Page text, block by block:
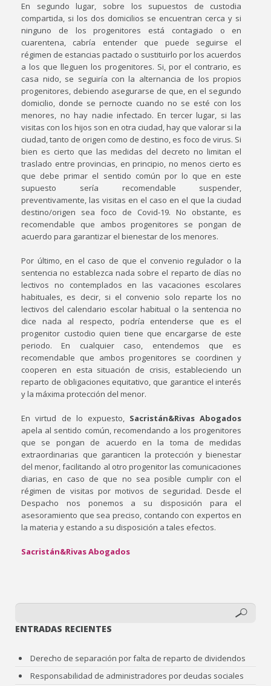
En segundo lugar, sobre los supuestos de custodia
compartida, si los dos domicilios se encuentran cerca y si
ninguno de los progenitores está contagiado o en
cuarentena, cabría entender que puede seguirse el
régimen de estancias pactado o sustituirlo por los acuerdos
a los que lleguen los progenitores. Si, por el contrario, es
casa nido, se seguiría con la alternancia de los propios
progenitores, debiendo asegurarse de que, en el segundo
domicilio, donde se pernocte cuando no se esté con los
menores, no hay nadie infectado. En tercer lugar, si las
visitas con los hijos son en otra ciudad, hay que valorar si la
ciudad, tanto de origen como de destino, es foco de virus. Si
bien es cierto que las medidas del decreto no limitan el
traslado entre provincias, en principio, no menos cierto es
que debe primar el sentido común por lo que en este
supuesto sería recomendable suspender,
preventivamente, las visitas en el caso en el que la ciudad
destino/origen sea foco de Covid-19. No obstante, es
recomendable que ambos progenitores se pongan de
acuerdo para garantizar el bienestar de los menores.
Por último, en el caso de que el convenio regulador o la
sentencia no establezca nada sobre el reparto de días no
lectivos no contemplados en las vacaciones escolares
habituales, es decir, si el convenio solo reparte los no
lectivos del calendario escolar habitual o la sentencia no
dice nada al respecto, podría entenderse que es el
progenitor custodio quien tiene que encargarse de este
periodo. En cualquier caso, entendemos que es
recomendable que ambos progenitores se coordinen y
cooperen en esta situación de crisis, estableciendo un
reparto de obligaciones equitativo, que garantice el interés
y la máxima protección del menor.
En virtud de lo expuesto, Sacristán&Rivas Abogados
apela al sentido común, recomendando a los progenitores
que se pongan de acuerdo en la toma de medidas
extraordinarias que garanticen la protección y bienestar
del menor, facilitando al otro progenitor las comunicaciones
diarias, en caso de que no sea posible cumplir con el
régimen de visitas por motivos de seguridad. Desde el
Despacho nos ponemos a su disposición para el
asesoramiento que sea preciso, contando con expertos en
la materia y estando a su disposición a tales efectos.
Sacristán&Rivas Abogados
ENTRADAS RECIENTES
Derecho de separación por falta de reparto de dividendos
Responsabilidad de administradores por deudas sociales